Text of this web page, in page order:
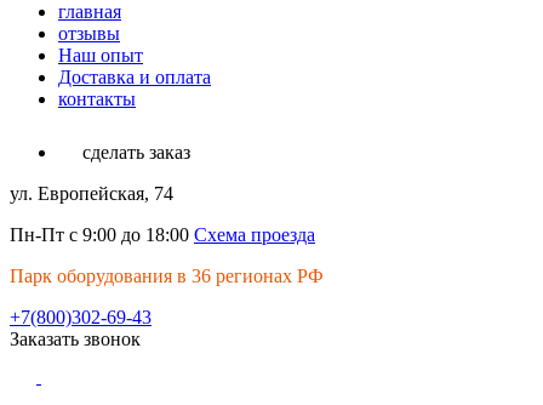
главная
отзывы
Наш опыт
Доставка и оплата
контакты
сделать заказ
ул. Европейская, 74
Пн-Пт с 9:00 до 18:00 Схема проезда
Парк оборудования в 36 регионах РФ
+7(800)302-69-43
Заказать звонок